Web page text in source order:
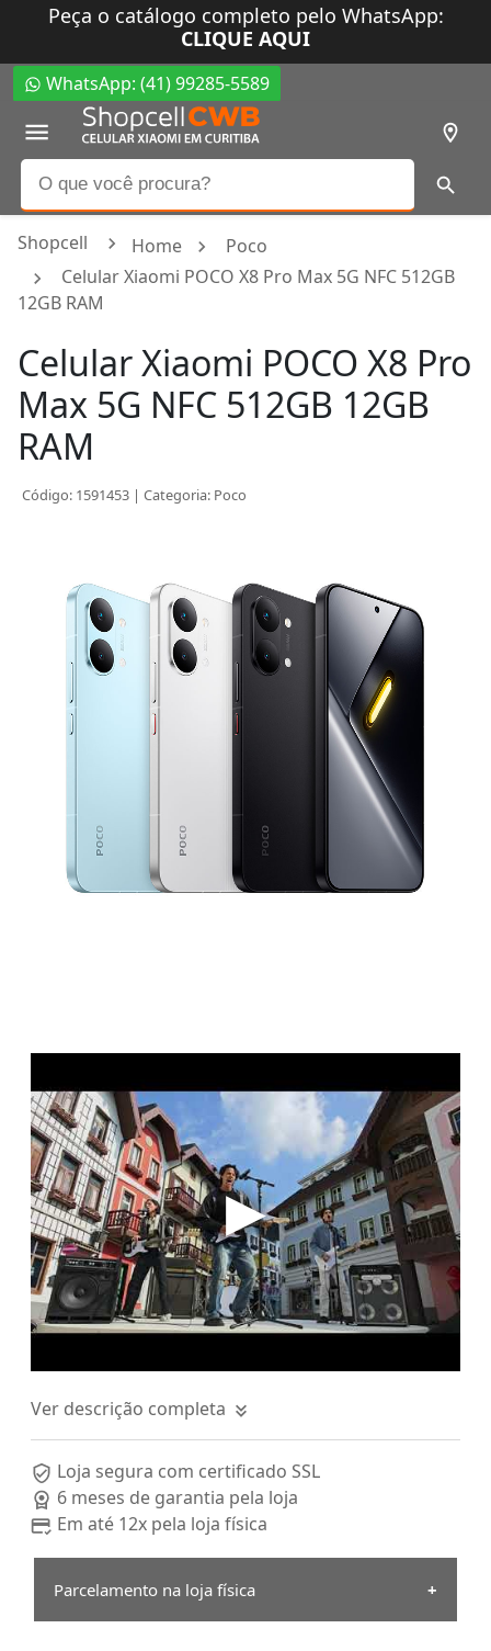
Peça o catálogo completo pelo WhatsApp:
CLIQUE AQUI
WhatsApp: (41) 99285-5589
Shopcell Home
Poco
Celular Xiaomi POCO X8 Pro Max 5G NFC 512GB
12GB RAM
Celular Xiaomi POCO X8 Pro
Max 5G NFC 512GB 12GB
RAM
Código: 1591453 | Categoria: Poco
Ver descrição completa
Loja segura com certificado SSL
6 meses de garantia pela loja
Em até 12x pela loja física
Parcelamento na loja física